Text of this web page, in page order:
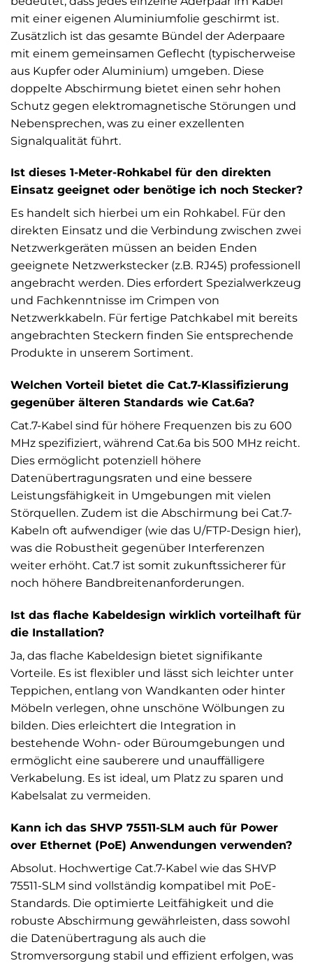
mit einer eigenen Aluminiumfolie geschirmt ist.
Zusätzlich ist das gesamte Bündel der Aderpaare
mit einem gemeinsamen Geflecht (typischerweise
aus Kupfer oder Aluminium) umgeben. Diese
doppelte Abschirmung bietet einen sehr hohen
Schutz gegen elektromagnetische Störungen und
Nebensprechen, was zu einer exzellenten
Signalqualität führt.
Ist dieses 1-Meter-Rohkabel für den direkten
Einsatz geeignet oder benötige ich noch Stecker?
Es handelt sich hierbei um ein Rohkabel. Für den
direkten Einsatz und die Verbindung zwischen zwei
Netzwerkgeräten müssen an beiden Enden
geeignete Netzwerkstecker (z.B. RJ45) professionell
angebracht werden. Dies erfordert Spezialwerkzeug
und Fachkenntnisse im Crimpen von
Netzwerkkabeln. Für fertige Patchkabel mit bereits
angebrachten Steckern finden Sie entsprechende
Produkte in unserem Sortiment.
Welchen Vorteil bietet die Cat.7-Klassifizierung
gegenüber älteren Standards wie Cat.6a?
Cat.7-Kabel sind für höhere Frequenzen bis zu 600
MHz spezifiziert, während Cat.6a bis 500 MHz reicht.
Dies ermöglicht potenziell höhere
Datenübertragungsraten und eine bessere
Leistungsfähigkeit in Umgebungen mit vielen
Störquellen. Zudem ist die Abschirmung bei Cat.7-
Kabeln oft aufwendiger (wie das U/FTP-Design hier),
was die Robustheit gegenüber Interferenzen
weiter erhöht. Cat.7 ist somit zukunftssicherer für
noch höhere Bandbreitenanforderungen.
Ist das flache Kabeldesign wirklich vorteilhaft für
die Installation?
Ja, das flache Kabeldesign bietet signifikante
Vorteile. Es ist flexibler und lässt sich leichter unter
Teppichen, entlang von Wandkanten oder hinter
Möbeln verlegen, ohne unschöne Wölbungen zu
bilden. Dies erleichtert die Integration in
bestehende Wohn- oder Büroumgebungen und
ermöglicht eine sauberere und unauffälligere
Verkabelung. Es ist ideal, um Platz zu sparen und
Kabelsalat zu vermeiden.
Kann ich das SHVP 75511-SLM auch für Power
over Ethernet (PoE) Anwendungen verwenden?
Absolut. Hochwertige Cat.7-Kabel wie das SHVP
75511-SLM sind vollständig kompatibel mit PoE-
Standards. Die optimierte Leitfähigkeit und die
robuste Abschirmung gewährleisten, dass sowohl
die Datenübertragung als auch die
Stromversorgung stabil und effizient erfolgen, was